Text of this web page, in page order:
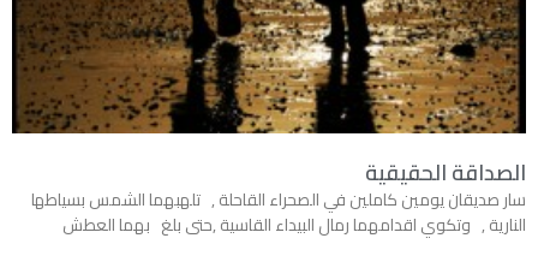
الصداقة الحقيقية
سار صديقان يومين كاملين في الصحراء القاحلة , تلهبهما الشمس بسياطها
النارية , وتكوي اقدامهما رمال البيداء القاسية ,حتى بلغ بهما العطش